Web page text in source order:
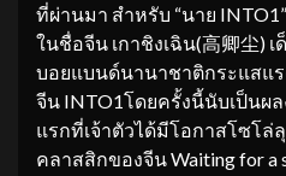
ที่ผ่านมา สำหรับ “นาย
ในชื่อจีน เกาชิงเฉิน(高卿尘)
บอยแบนด์นานาชาติกระแสแร
จีน INTO1โดยครั้งนี้นับเป็นผ
แรกที่เจ้าตัวได้มีโอกาสโซโล่
คลาสสิกของจีน Waiting for a